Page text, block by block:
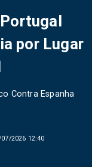
por Lugar
Contra Espanha
2026 12:40